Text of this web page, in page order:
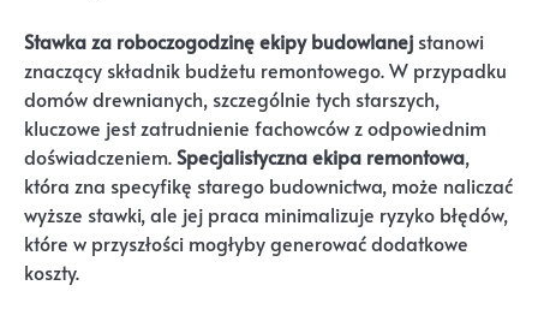
Stawka za roboczogodzinę ekipy budowlanej stanowi
znaczący składnik budżetu remontowego. W przypadku
domów drewnianych, szczególnie tych starszych,
kluczowe jest zatrudnienie fachowców z odpowiednim
doświadczeniem.Specjalistyczna ekipa remontowa,
która zna specyfikę starego budownictwa, może naliczać
wyższe stawki, ale jej praca minimalizuje ryzyko błędów,
które w przyszłości mogłyby generować dodatkowe
koszty.